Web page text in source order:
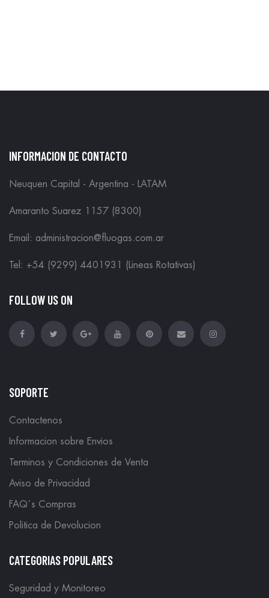
INFORMACION DE CONTACTO
Neuquen Capital - Argentina - LATAM
Amaranto Suarez 1157 (8300)
Email: administracion@fluogas.com.ar
Tel: +54 (9299) 4401931 (Lineas Rotativas)
FOLLOW US ON
SOPORTE
Contactenos
Informacion sobre Envios
Terminos y Condiciones de Venta
Aviso de Privacidad
FAQ´s Compras
Politica de Devolucion
CATEGORIAS POPULARES
Seguridad y Monitoreo